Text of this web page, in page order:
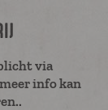
via
info kan